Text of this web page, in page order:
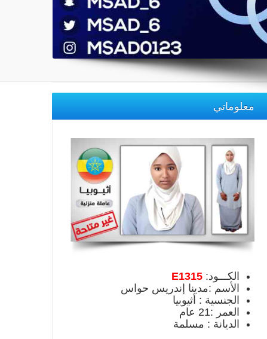
معلوماتي
الكـــود: E1315
الأسم :مدينا إندريس حواس
الجنسية : أثيوبيا
العمر :21 عام
الديانة : مسلمة